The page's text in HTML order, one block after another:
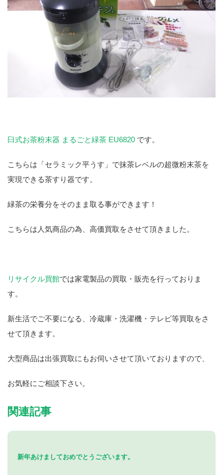
臼式お茶粉末器 まるごと緑茶 EU6820 です。
こちらは「セラミック平うす」で抹茶レベルの超微粉末茶を
実現できる茶すり器です。
緑茶の栄養分をそのまま取る事ができます！
こちらは人気商品の為、高価買取をさせて頂きました。
リサイクル買館では家電製品の買取・販売を行っておりま
す。
新生活でご不要になる、冷蔵庫・洗濯機・テレビ等買取をさ
せて頂きます。
大型商品は出張買取にもお伺いさせて頂いておりますので、
お気軽にご相談下さい。
関連記事
新年あけましておめでとうございます。